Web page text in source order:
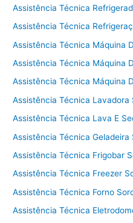
n
c
a
t
n
i
a
a
d
g
a
Assistência Técnica
Assistência Técnica
Assistência Técnica Máquina
Assistência Técnica Máquina
Assistência Técnica Máquina
Assistência Técnica Lavadora
Assistência Técnica Lava E
Assistência Técnica Geladeira
Assistência Técnica Frigobar
Assistência Técnica Freezer
Assistência Técnica Forno
Assistência Técnica